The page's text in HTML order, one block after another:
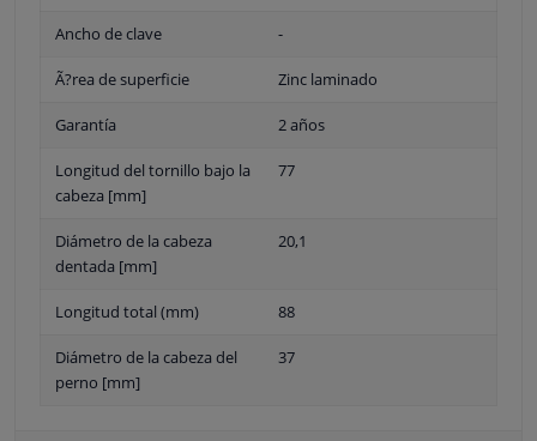
Ancho de clave -
Ã?rea de superficie Zinc laminado
Garantía 2 años
Longitud del tornillo bajo la
cabeza [mm]
77
Diámetro de la cabeza
dentada [mm]
20,1
Longitud total (mm) 88
Diámetro de la cabeza del
perno [mm]
37